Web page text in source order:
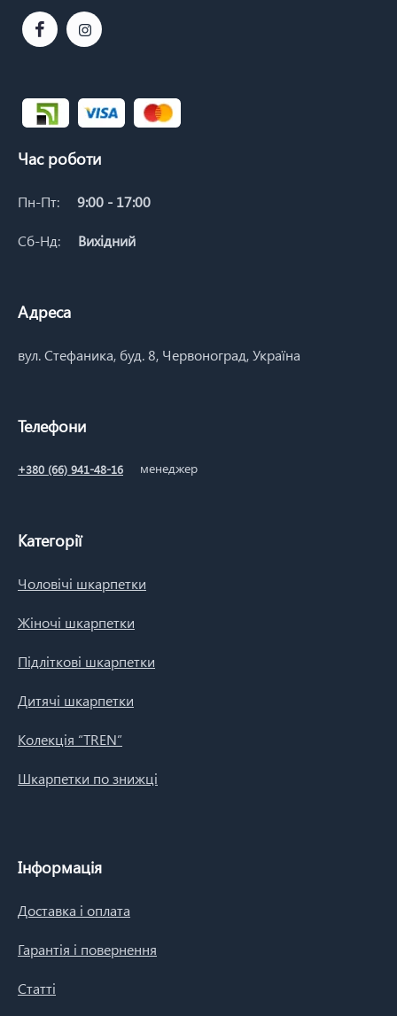
Час роботи
Пн-Пт: 9:00 - 17:00
Сб-Нд: Вихідний
Адреса
вул. Стефаника, буд. 8, Червоноград, Україна
Телефони
+380 (66) 941-48-16 менеджер
Категорії
Чоловічі шкарпетки
Жіночі шкарпетки
Підліткові шкарпетки
Дитячі шкарпетки
Колекція “TREN”
Шкарпетки по знижці
Інформація
Доставка і оплата
Гарантія і повернення
Статті